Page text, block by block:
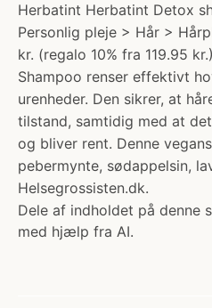
Herbatint Herbatint Detox
Personlig pleje > Hår >
kr. (regalo 10% fra 119.95
Shampoo renser effektivt
urenheder. Den sikrer, at
tilstand, samtidig med at
og bliver rent. Denne
pebermynte, sødappelsin,
Helsegrossisten.dk.
Dele af indholdet på denne
med hjælp fra AI.